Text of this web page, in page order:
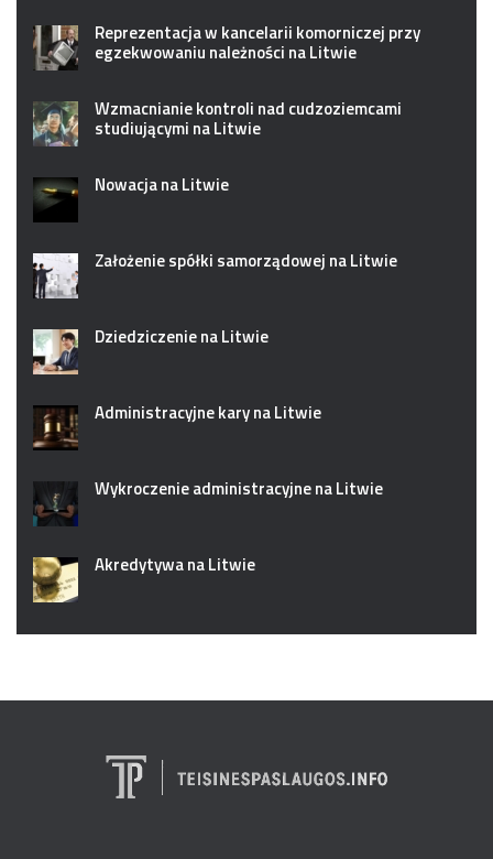
Reprezentacja w kancelarii komorniczej przy
egzekwowaniu należności na Litwie
Wzmacnianie kontroli nad cudzoziemcami
studiującymi na Litwie
Nowacja na Litwie
Założenie spółki samorządowej na Litwie
Dziedziczenie na Litwie
Administracyjne kary na Litwie
Wykroczenie administracyjne na Litwie
Akredytywa na Litwie